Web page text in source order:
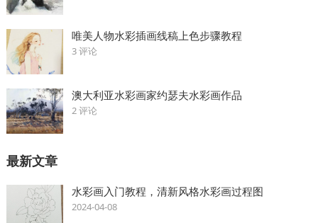
唯美人物水彩插画线稿上色步骤教程
3 评论
澳大利亚水彩画家约瑟夫水彩画作品
2 评论
最新文章
水彩画入门教程，清新风格水彩画过程图
2024-04-08